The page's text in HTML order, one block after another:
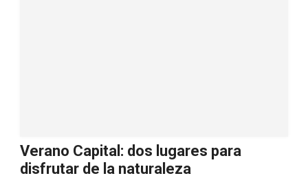
Verano Capital: dos lugares para
disfrutar de la naturaleza